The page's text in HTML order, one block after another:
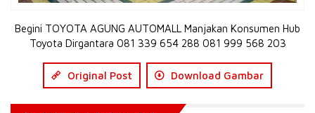
Begini TOYOTA AGUNG AUTOMALL Manjakan Konsumen Hub
Toyota Dirgantara 081 339 654 288 081 999 568 203
Original Post Download Gambar